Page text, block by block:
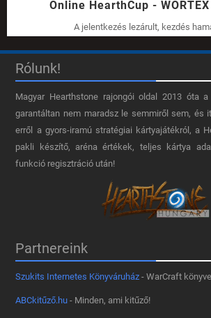
Online HearthCup -
A jelentkezés lezárult, kezdés
Rólunk!
Magyar Hearthstone​ rajongói oldal 2013 óta
garantáltan nem maradsz le semmiről sem, és
erről a gyors-iramú stratégiai kártyajátékról, a
pakli készítő, aréna értékek, teljes kártya
funkció regisztráció után!
Partnereink
Szukits Internetes Könyváruház - WarCraft
ABCkitűző.hu - Minden, ami kitűző!